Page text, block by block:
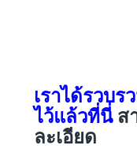
เราได้รวบ
ไว้แล้วที่นี่ส
ละเอียด